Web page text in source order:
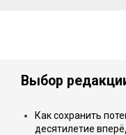
Выбор
Как сохранить
десятилетие